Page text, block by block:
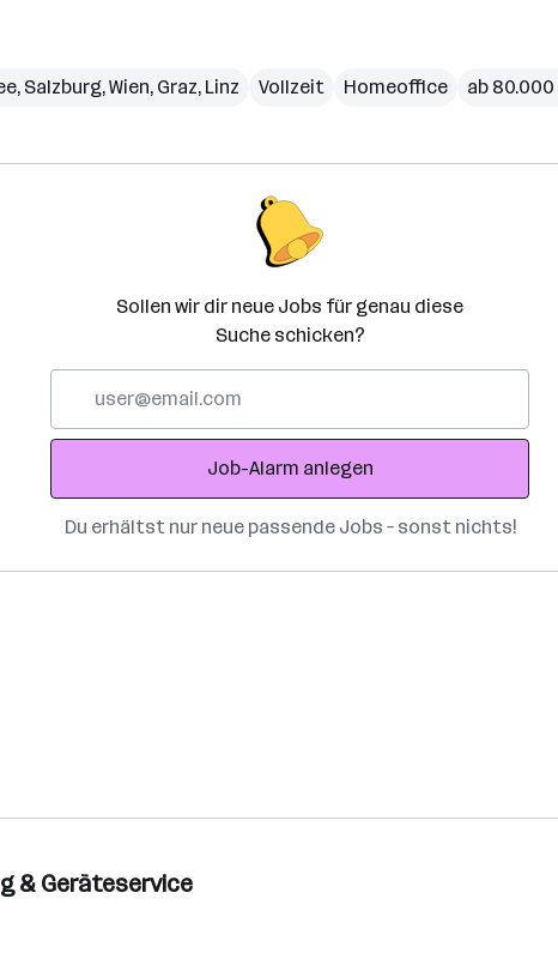
, Salzburg,Wien, Graz, Linz Vollzeit Homeoffice ab
Sollen wir dir neue Jobs für genau diese
Suche schicken?
Adresse
Job-Alarm anlegen
Du erhältst nur neue passende Jobs – sonst nichts!
& Geräteservice